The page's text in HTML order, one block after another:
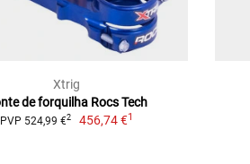
Xtrig
de forquilha Rocs Tech
PVP 524,99 €2 456,74 €1